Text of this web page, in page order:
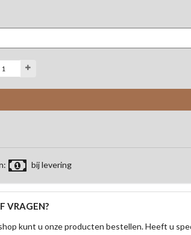
bij levering
VRAGEN?
kunt u onze producten bestellen. Heeft u